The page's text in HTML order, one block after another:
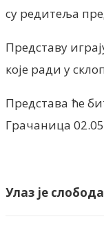
су редитеља
Представу
које ради у
Представа ће
Грачаница
Улаз је